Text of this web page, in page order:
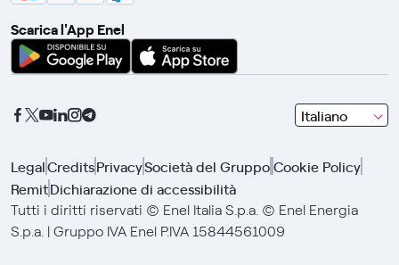
Global Procurement
Gridspertise
Scarica l'App Enel
Italiano
seleziona
una
con
frecce
LegalCreditsPrivacySocietà del GruppoCookie Policy
RemitDichiarazione di accessibilità
Tutti i diritti riservati © Enel Italia S.p.a. © Enel Energia
S.p.a. | Gruppo IVA Enel P.IVA 15844561009